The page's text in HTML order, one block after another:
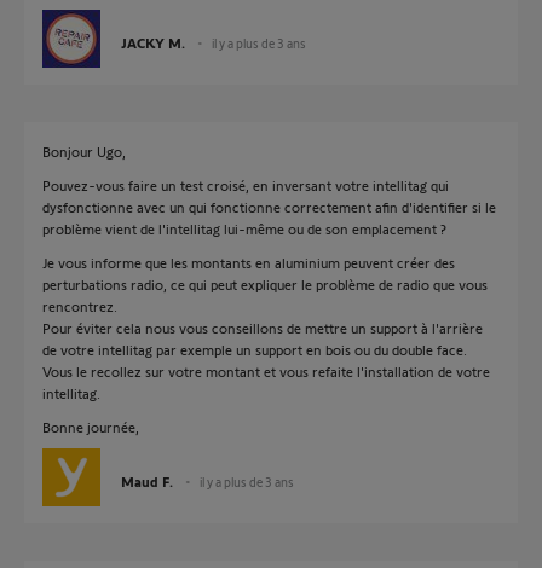
JACKY M. il y a plus de 3 ans
Bonjour Ugo,
Pouvez-vous faire un test croisé, en inversant votre intellitag qui
dysfonctionne avec un qui fonctionne correctement afin d'identifier si le
problème vient de l'intellitag lui-même ou de son emplacement ?
Je vous informe que les montants en aluminium peuvent créer des
perturbations radio, ce qui peut expliquer le problème de radio que vous
rencontrez.
Pour éviter cela nous vous conseillons de mettre un support à l'arrière
de votre intellitag par exemple un support en bois ou du double face.
Vous le recollez sur votre montant et vous refaite l'installation de votre
intellitag.
Bonne journée,
Maud F. il y a plus de 3 ans